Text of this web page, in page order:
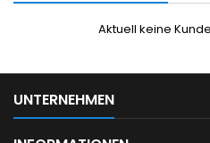
Aktuell keine
UNTERNEHMEN